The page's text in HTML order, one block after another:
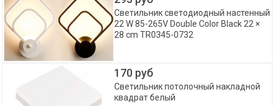
Светильник светодиодный настенный
22 W 85-265V Double Color Black 22 ×
28 cm TR0345-0732
170 руб
Светильник потолочный накладной
квадрат белый